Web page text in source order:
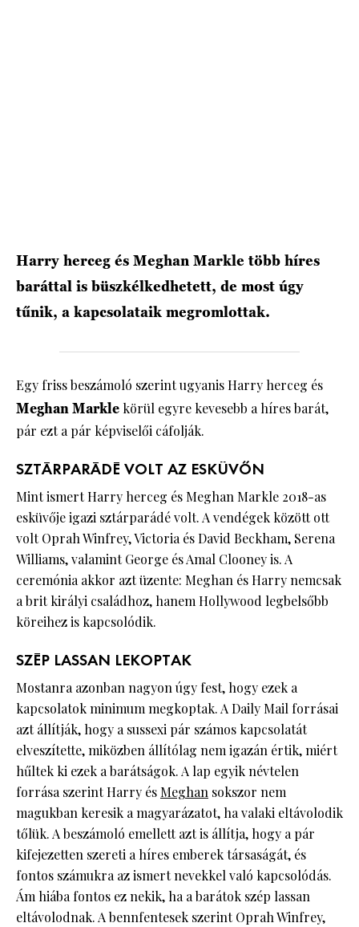
Harry herceg és Meghan Markle több híres
baráttal is büszkélkedhetett, de most úgy
tűnik, a kapcsolataik megromlottak.
Egy friss beszámoló szerint ugyanis Harry herceg és
Meghan Markle körül egyre kevesebb a híres barát,
pár ezt a pár képviselői cáfolják.
SZTÁRPARÁDÉ VOLT AZ ESKÜVŐN
Mint ismert Harry herceg és Meghan Markle 2018-as
esküvője igazi sztárparádé volt. A vendégek között ott
volt Oprah Winfrey, Victoria és David Beckham, Serena
Williams, valamint George és Amal Clooney is. A
ceremónia akkor azt üzente: Meghan és Harry nemcsak
a brit királyi családhoz, hanem Hollywood legbelsőbb
köreihez is kapcsolódik.
SZÉP LASSAN LEKOPTAK
Mostanra azonban nagyon úgy fest, hogy ezek a
kapcsolatok minimum megkoptak. A Daily Mail forrásai
azt állítják, hogy a sussexi pár számos kapcsolatát
elveszítette, miközben állítólag nem igazán értik, miért
hűltek ki ezek a barátságok. A lap egyik névtelen
forrása szerint Harry és Meghan sokszor nem
magukban keresik a magyarázatot, ha valaki eltávolodik
tőlük. A beszámoló emellett azt is állítja, hogy a pár
kifejezetten szereti a híres emberek társaságát, és
fontos számukra az ismert nevekkel való kapcsolódás.
Ám hiába fontos ez nekik, ha a barátok szép lassan
eltávolodnak. A bennfentesek szerint Oprah Winfrey,